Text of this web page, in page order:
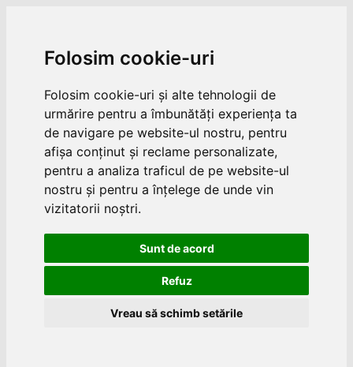
Folosim cookie-uri
Folosim cookie-uri și alte tehnologii de
urmărire pentru a îmbunătăți experiența ta
de navigare pe website-ul nostru, pentru
afișa conținut și reclame personalizate,
pentru a analiza traficul de pe website-ul
nostru și pentru a înțelege de unde vin
vizitatorii noștri.
Sunt de acord
Refuz
Vreau să schimb setările